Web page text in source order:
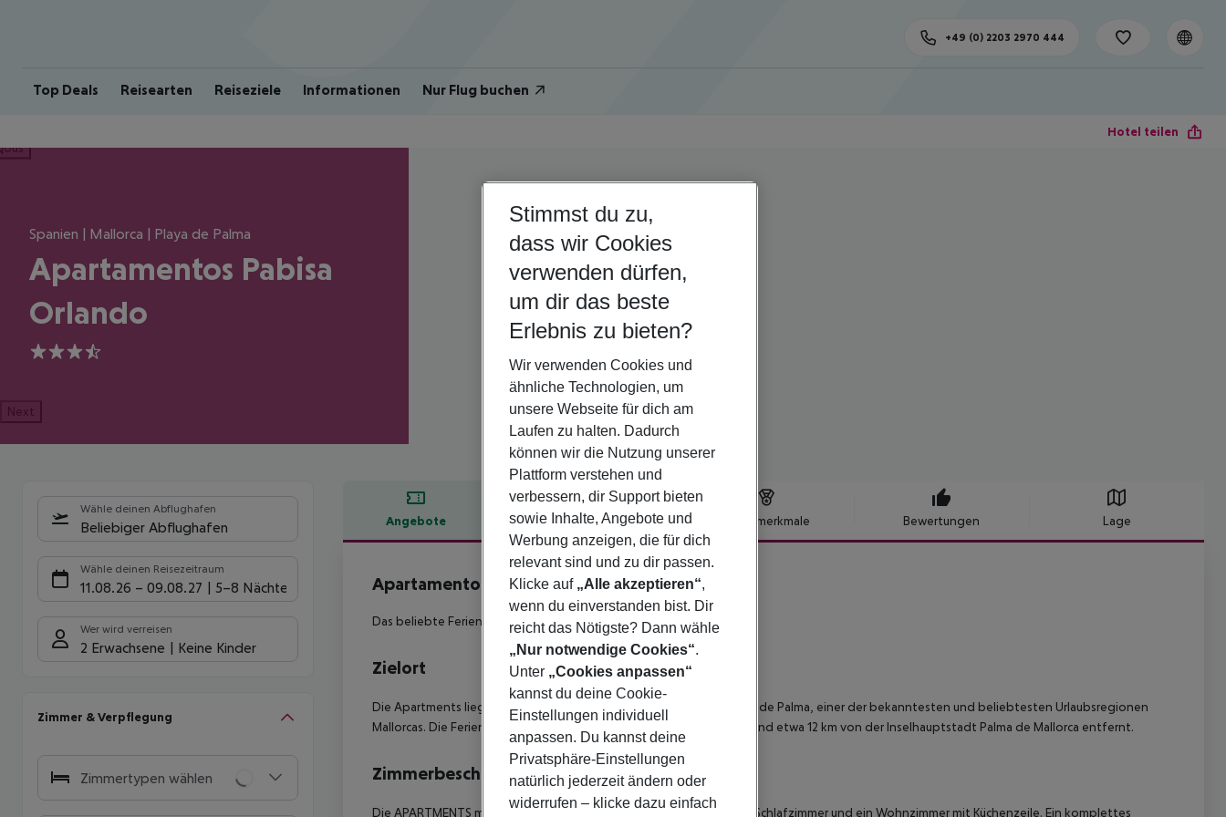
Top Deals Reisearten Reiseziele Informationen Nur Flug buchen
+49 (0) 2203 2970 444
Hotel teilen
Spanien | Mallorca | Playa de Palma
Apartamentos Pabisa
Orlando
3.5
Next
Wähle deinen Abflughafen
Beliebiger Abflughafen
Wähle deinen Reisezeitraum
11.08.26 – 09.08.27 5-8 Nächte
Wer wird verreisen
2 Erwachsene Keine Kinder
Zimmer & Verpflegung
Zimmertypen wählen
Angebote Hotelbeschreibung Hotelmerkmale Bewertungen Lage
Hotelbeschreibung
Apartamentos Pabisa Orlando
3.5
Das beliebte Ferienhotel besticht durch seine zentrale Lage
Zielort
Die Apartments liegen in unmittelbarer Nähe zum Zentrum von Playa de Palma, einer der bekanntesten und beliebtesten Urlaubsregionen
Mallorcas. Die Ferienanlage liegt nur 300 m vom langen Sandstrand und etwa 12 km von der Inselhauptstadt Palma de Mallorca entfernt.
Zimmerbeschreibung
Die APARTMENTS mit 40 m2 umfassen 2 verschiedene Bereiche: das Schlafzimmer und ein Wohnzimmer mit Küchenzeile. Ein komplettes
Stimmst du zu,
dass wir Cookies
verwenden dürfen,
um dir das beste
Erlebnis zu bieten?
Wir verwenden Cookies und
ähnliche Technologien, um
unsere Webseite für dich am
Laufen zu halten. Dadurch
können wir die Nutzung unserer
Plattform verstehen und
verbessern, dir Support bieten
sowie Inhalte, Angebote und
Werbung anzeigen, die für dich
relevant sind und zu dir passen.
Klicke auf „Alle akzeptieren“,
wenn du einverstanden bist. Dir
reicht das Nötigste? Dann wähle
„Nur notwendige Cookies“.
Unter „Cookies anpassen“
kannst du deine Cookie-
Einstellungen individuell
anpassen. Du kannst deine
Privatsphäre-Einstellungen
natürlich jederzeit ändern oder
widerrufen – klicke dazu einfach